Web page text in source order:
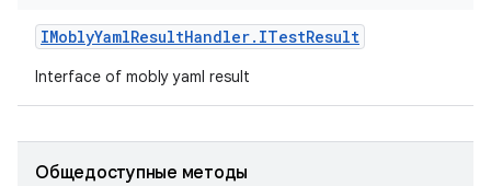
IMoblyYamlResultHandler. ITestResult
Interface of mobly yaml result
Общедоступные методы